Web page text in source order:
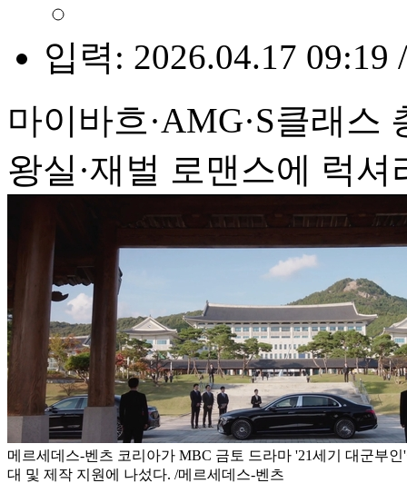
입력: 2026.04.17 09:19
마이바흐·AMG·S클래스
왕실·재벌 로맨스에 럭셔
메르세데스-벤츠 코리아가 MBC 금토 드라마 '21세기 대군부
대 및 제작 지원에 나섰다. /메르세데스-벤츠